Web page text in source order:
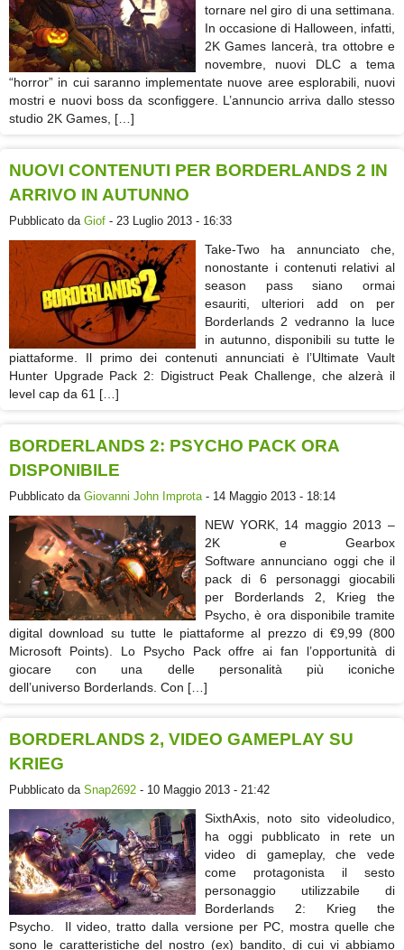
tornare nel giro di una settimana.
In occasione di Halloween, infatti,
2K Games lancerà, tra ottobre e
novembre, nuovi DLC a tema
“horror” in cui saranno implementate nuove aree esplorabili, nuovi
mostri e nuovi boss da sconfiggere. L’annuncio arriva dallo stesso
studio 2K Games, […]
NUOVI CONTENUTI PER BORDERLANDS 2 IN
ARRIVO IN AUTUNNO
Pubblicato da Giof - 23 Luglio 2013 - 16:33
Take-Two ha annunciato che,
nonostante i contenuti relativi al
season pass siano ormai
esauriti, ulteriori add on per
Borderlands 2 vedranno la luce
in autunno, disponibili su tutte le
piattaforme. Il primo dei contenuti annunciati è l’Ultimate Vault
Hunter Upgrade Pack 2: Digistruct Peak Challenge, che alzerà il
level cap da 61 […]
BORDERLANDS 2: PSYCHO PACK ORA
DISPONIBILE
Pubblicato da Giovanni John Improta- 14 Maggio 2013 - 18:14
NEW YORK, 14 maggio 2013 –
2K e Gearbox
Software annunciano oggi che il
pack di 6 personaggi giocabili
per Borderlands 2, Krieg the
Psycho, è ora disponibile tramite
digital download su tutte le piattaforme al prezzo di €9,99 (800
Microsoft Points). Lo Psycho Pack offre ai fan l’opportunità di
giocare con una delle personalità più iconiche
dell’universo Borderlands. Con […]
BORDERLANDS 2, VIDEO GAMEPLAY SU
KRIEG
Pubblicato da Snap2692 - 10 Maggio 2013 - 21:42
SixthAxis, noto sito videoludico,
ha oggi pubblicato in rete un
video di gameplay, che vede
come protagonista il sesto
personaggio utilizzabile di
Borderlands 2: Krieg the
Psycho. Il video, tratto dalla versione per PC, mostra quelle che
sono le caratteristiche del nostro (ex) bandito, di cui vi abbiamo